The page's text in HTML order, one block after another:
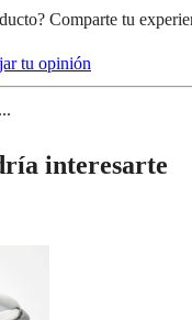
Comparte tu
tu opinión
interesarte